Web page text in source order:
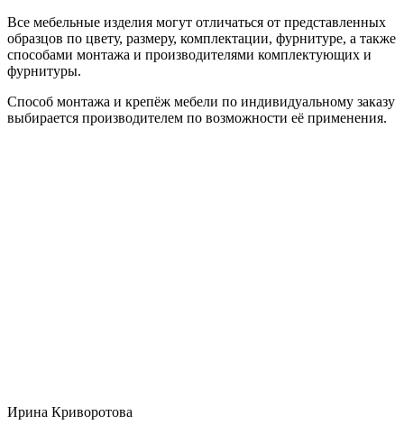
Все мебельные изделия могут отличаться от представленных
образцов по цвету, размеру, комплектации, фурнитуре, а также
способами монтажа и производителями комплектующих и
фурнитуры.
Способ монтажа и крепёж мебели по индивидуальному заказу
выбирается производителем по возможности её применения.
Ирина Криворотова